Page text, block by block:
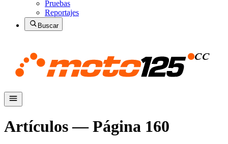
Pruebas
Reportajes
Buscar
Artículos — Página 160